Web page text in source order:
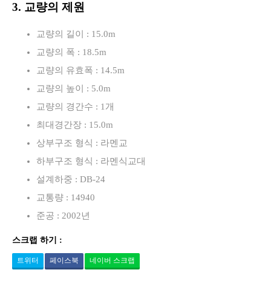
3. 교량의 제원
교량의 길이 : 15.0m
교량의 폭 : 18.5m
교량의 유효폭 : 14.5m
교량의 높이 : 5.0m
교량의 경간수 : 1개
최대경간장 : 15.0m
상부구조 형식 : 라멘교
하부구조 형식 : 라멘식교대
설계하중 : DB-24
교통량 : 14940
준공 : 2002년
스크랩 하기 :
트위터 페이스북 네이버 스크랩